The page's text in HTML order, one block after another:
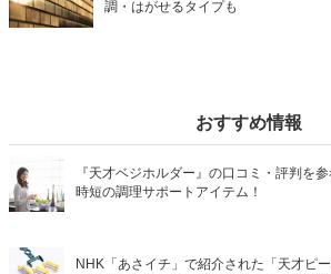
調・はがせるタイプも
おすすめ情報
『天才ベジホルダー』の口コミ・評判を
時短の調理サポートアイテム！
NHK「あさイチ」で紹介された「天才ピ